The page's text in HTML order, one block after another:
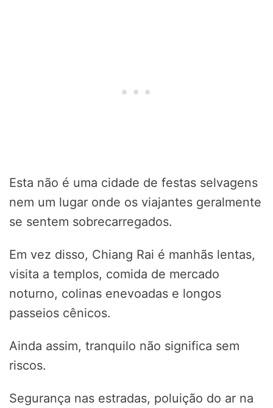
Esta não é uma cidade de festas selvagens
nem um lugar onde os viajantes geralmente
se sentem sobrecarregados.
Em vez disso, Chiang Rai é manhãs lentas,
visita a templos, comida de mercado
noturno, colinas enevoadas e longos
passeios cênicos.
Ainda assim, tranquilo não significa sem
riscos.
Segurança nas estradas, poluição do ar na